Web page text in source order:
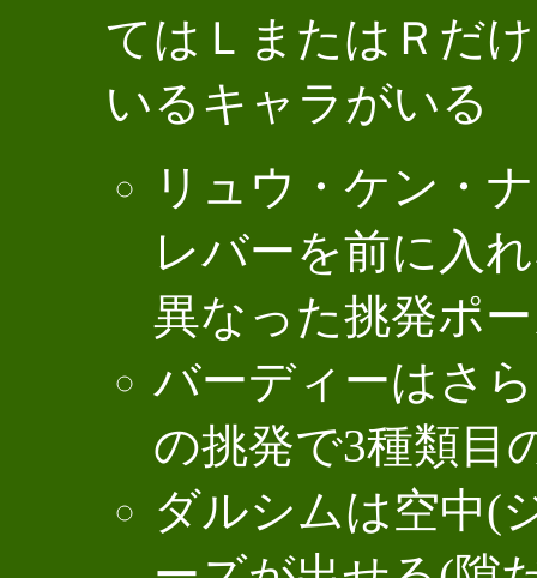
てはＬまたはＲだ
いるキャラがいる
リュウ・ケン・
レバーを前に入
異なった挑発ポ
バーディーはさ
の挑発で3種類目
ダルシムは空中(